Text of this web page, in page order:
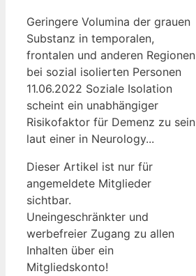
Geringere Volumina der grauen
Substanz in temporalen,
frontalen und anderen Regionen
bei sozial isolierten Personen
11.06.2022 Soziale Isolation
scheint ein unabhängiger
Risikofaktor für Demenz zu sein
laut einer in Neurology...
Dieser Artikel ist nur für
angemeldete Mitglieder
sichtbar.
Uneingeschränkter und
werbefreier Zugang zu allen
Inhalten über ein
Mitgliedskonto!